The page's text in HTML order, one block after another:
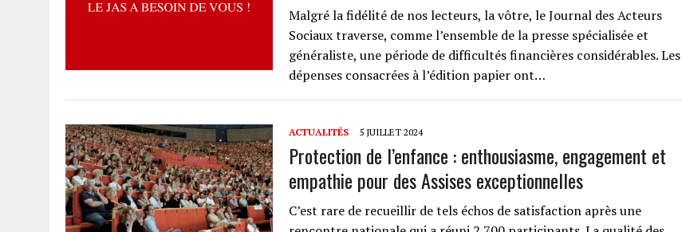
Malgré la fidélité de nos lecteurs, la vôtre, le Journal des Acteurs
Sociaux traverse, comme l’ensemble de la presse spécialisée et
généraliste, une période de difficultés financières considérables. Les
dépenses consacrées à l’édition papier ont…
ACTUALITÉS 5 JUILLET 2024
Protection de l’enfance : enthousiasme, engagement et
empathie pour des Assises exceptionnelles
C’est rare de recueillir de tels échos de satisfaction après une